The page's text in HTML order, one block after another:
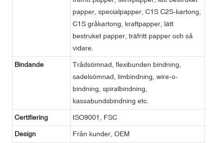
papper, specialpapper, C1S C2S-kartong,
C1S gråkartong, kraftpapper, lätt
bestruket papper, träfritt papper och så
vidare.
Bindande
Trådsömnad, flexibunden bindning,
sadelsömnad, limbindning, wire-o-
bindning, spiralbindning,
kassabundsbindning etc.
Certifiering ISO9001, FSC
Design Från kunder, OEM